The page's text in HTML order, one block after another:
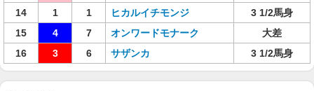
14
1 1 ヒカルイチモンジ
3 1/2馬身
15
4 7 オンワードモナーク
大差
16
3 6 サザンカ 3 1/2馬身